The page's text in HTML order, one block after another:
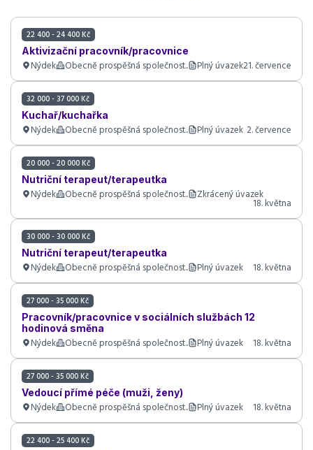
22 400 - 24 400 Kč
Aktivizační pracovník/pracovnice
Nýdek Obecně prospěšná společnost.. Plný úvazek21. července
32 000 - 37 000 Kč
Kuchař/kuchařka
Nýdek Obecně prospěšná společnost.. Plný úvazek 2. července
20 000 - 20 000 Kč
Nutriční terapeut/terapeutka
Nýdek Obecně prospěšná společnost.. Zkrácený úvazek
18. května
30 000 - 30 000 Kč
Nutriční terapeut/terapeutka
Nýdek Obecně prospěšná společnost.. Plný úvazek 18. května
27 000 - 35 000 Kč
Pracovník/pracovnice v sociálních službách 12
hodinová směna
Nýdek Obecně prospěšná společnost.. Plný úvazek 18. května
27 000 - 35 000 Kč
Vedoucí přímé péče (muži, ženy)
Nýdek Obecně prospěšná společnost.. Plný úvazek 18. května
22 400 - 25 400 Kč